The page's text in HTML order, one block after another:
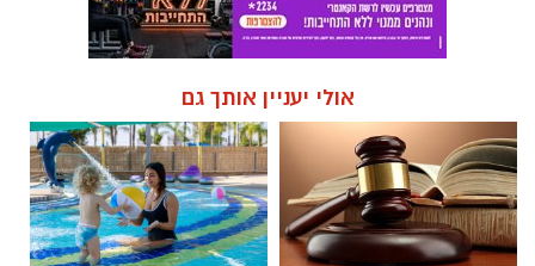
אולי יעניין אותך גם